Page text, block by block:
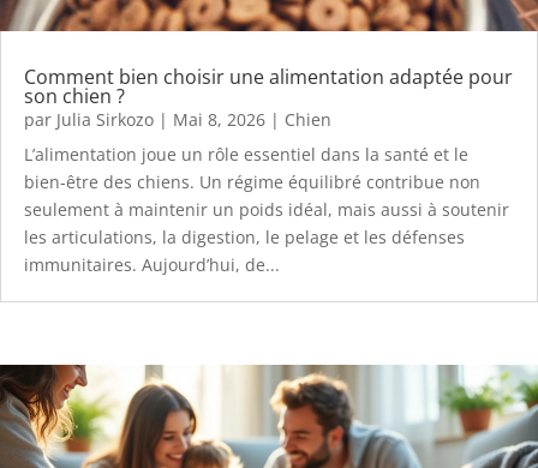
Comment bien choisir une alimentation adaptée pour
son chien ?
par Julia Sirkozo | Mai 8, 2026 | Chien
L’alimentation joue un rôle essentiel dans la santé et le
bien-être des chiens. Un régime équilibré contribue non
seulement à maintenir un poids idéal, mais aussi à soutenir
les articulations, la digestion, le pelage et les défenses
immunitaires. Aujourd’hui, de...